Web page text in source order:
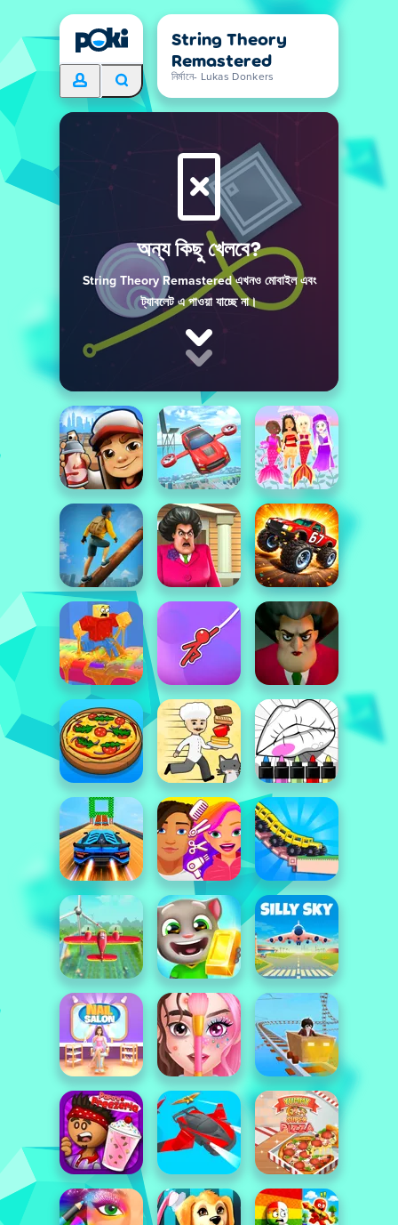
String Theory
Remastered
নির্মানে- Lukas Donkers
অন্য কিছু খেলবে?
String Theory Remastered এখনও মোবাইল এবং
ট্যাবলেট এ পাওয়া যাচ্ছে না।